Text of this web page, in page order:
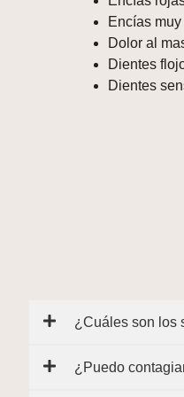
Encías
Dolor al
Dientes
Dientes
¿Cuáles son los
¿Puedo